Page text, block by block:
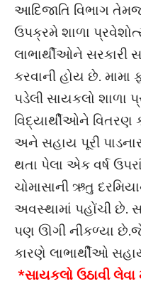
આદિજાતિ વિભાગ
ઉપક્રમે શાળા
લાભાર્થીઓને
કરવાની હોય છે. મામા
પડેલી સાયકલો શાળા
વિદ્યાર્થીઓને વિતરણ
અને સહાય પૂરી
થતા પેલા એક વર્ષ
ચોમાસાની ઋતુ
અવસ્થામાં પહોંચી છે.
પણ ઊગી નીકળ્યા છે.જે
કારણે લાભાર્થીઓ
*સાયકલો ઉઠાવી